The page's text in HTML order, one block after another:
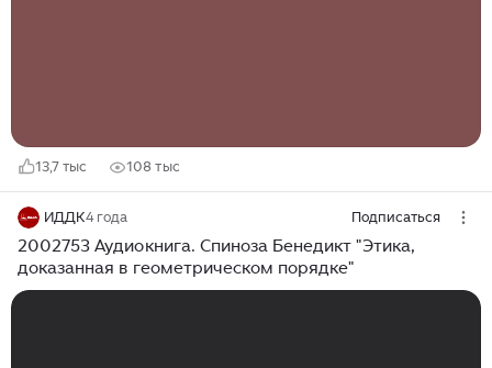
13,7 тыс 108 тыс
ИДДК4 года Подписаться
2002753 Аудиокнига. Спиноза Бенедикт "Этика,
доказанная в геометрическом порядке"